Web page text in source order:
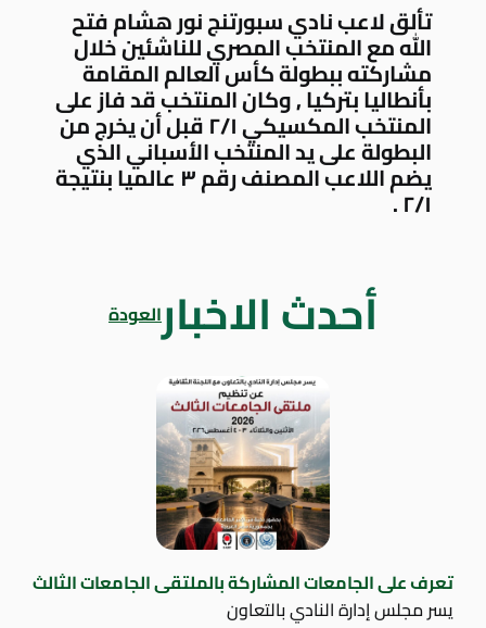
تألق لاعب نادي سبورتنج نور هشام فتح
الله مع المنتخب المصري للناشئين خلال
مشاركته ببطولة كأس العالم المقامة
بأنطاليا بتركيا , وكان المنتخب قد فاز على
المنتخب المكسيكي ٢/١ قبل أن يخرج من
البطولة على يد المنتخب الأسباني الذي
يضم اللاعب المصنف رقم ٣ عالميا بنتيجة
٢/١ .
أحدث الاخبارالعودة
تعرف على الجامعات المشاركة بالملتقى الجامعات الثالث
يسر مجلس إدارة النادي بالتعاون